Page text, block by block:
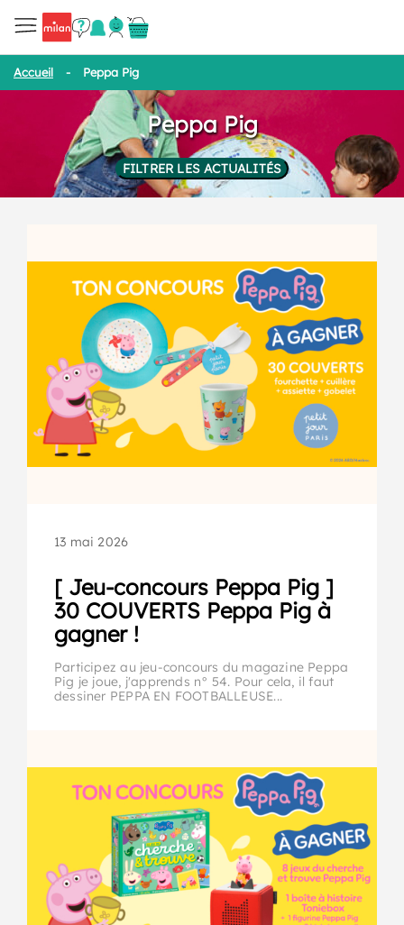
Accueil - Peppa Pig
Peppa Pig
FILTRER LES ACTUALITÉS
13 mai 2026
[ Jeu-concours Peppa Pig ]
30 COUVERTS Peppa Pig à
gagner !
Participez au jeu-concours du magazine Peppa
Pig je joue, j'apprends n° 54. Pour cela, il faut
dessiner PEPPA EN FOOTBALLEUSE...